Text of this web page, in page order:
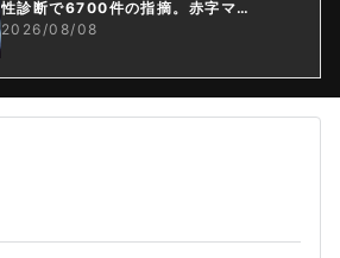
性診断で6700件の指摘。赤字マイ
ニング企業はAIに賭ける
2026/08/08